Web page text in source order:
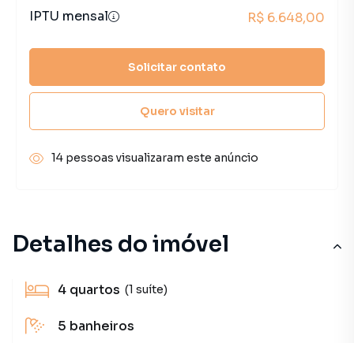
Detalhes do imóvel
4 quartos (1 suíte)
5 banheiros
IPTU mensal R$ 6.648,00
Solicitar contato
Quero visitar
14 pessoas visualizaram este anúncio